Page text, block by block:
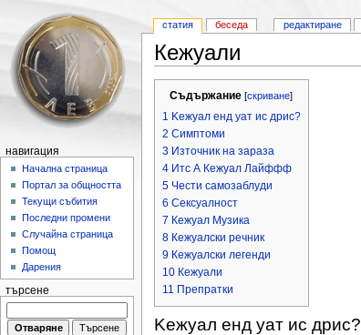
Кежуали
Съдържание [скриване]
1 Keжуал енд уат ис дрис?
2 Симптоми
3 Източник на зараза
4 Итс А Кежуал Лайффф
5 Чести самозаблуди
6 Сексуалност
7 Кежуал Музика
8 Кежуалски речник
9 Кежуалски легенди
10 Кежуали
11 Препратки
Keжуал енд уат ис дрис?
статия беседа редактиране
навигация
Начална страница
Портал за общността
Текущи събития
Последни промени
Случайна страница
Помощ
Дарения
търсене